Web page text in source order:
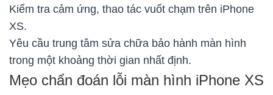
Kiểm tra cảm ứng, thao tác vuốt chạm trên iPhone
XS.
Yêu cầu trung tâm sửa chữa bảo hành màn hình
trong một khoảng thời gian nhất định.
Mẹo chẩn đoán lỗi màn hình iPhone XS